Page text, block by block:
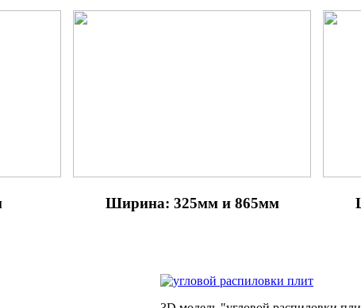
Ширина: 325мм и 865мм